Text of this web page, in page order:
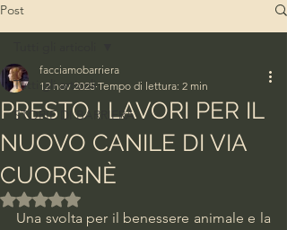
Post
Tutti gli articoli
STORIE DI BARRIERA
PRESTO I LAVORI PER IL
NUOVO CANILE DI VIA
CUORGNÈ
facciamobarriera
12 nov 2025 Tempo di lettura: 2 min
Valutazione NaN stelle su 5.
Una svolta per il benessere animale e la